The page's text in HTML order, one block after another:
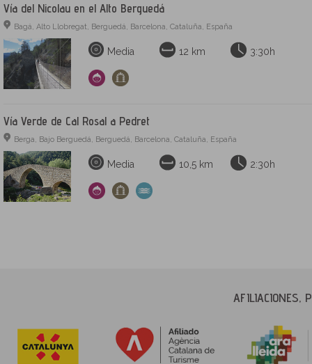
Vía del Nicolau en el Alto Berguedá
Bagá, Alto Llobregat, Berguedá, Barcelona, Cataluña, España
Media 12 km 3:30h
Vía Verde de Cal Rosal a Pedret
Berga, Bajo Berguedá, Berguedá, Barcelona, Cataluña, España
Media 10,5 km 2:30h
AFILIACIONES,